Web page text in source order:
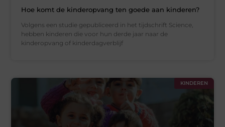
Hoe komt de kinderopvang ten goede aan kinderen?
Volgens een studie gepubliceerd in het tijdschrift Science,
hebben kinderen die voor hun derde jaar naar de
kinderopvang of kinderdagverblijf
KINDEREN